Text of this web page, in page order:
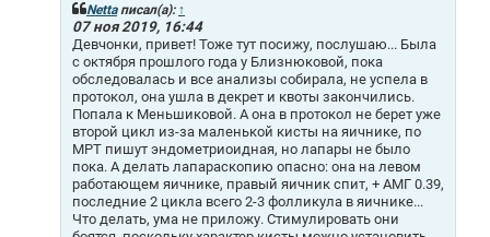
Nettaписал(а): ↑
07 ноя 2019, 16:44
Девчонки, привет! Тоже тут посижу, послушаю... Была
с октября прошлого года у Близнюковой, пока
обследовалась и все анализы собирала, не успела в
протокол, она ушла в декрет и квоты закончились.
Попала к Меньшиковой. А она в протокол не берет уже
второй цикл из-за маленькой кисты на яичнике, по
МРТ пишут эндометриоидная, но лапары не было
пока. А делать лапараскопию опасно: она на левом
работающем яичнике, правый яичник спит, + АМГ 0.39,
последние 2 цикла всего 2-3 фолликула в яичнике...
Что делать, ума не приложу. Стимулировать они